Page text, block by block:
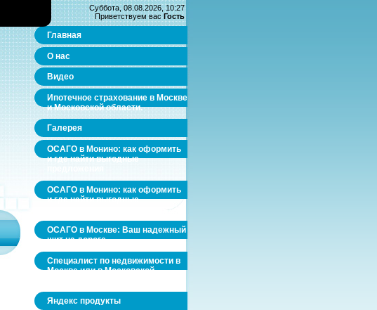
Суббота, 08.08.2026, 10:27
Приветствуем вас Гость
Главная
О нас
Видео
Ипотечное страхование в Москве
и Московской области.
Галерея
ОСАГО в Монино: как оформить
и где найти выгодные
ОСАГО в Монино: как оформить
и где найти выгодные
ОСАГО в Москве: Ваш надежный
щит на дороге
Специалист по недвижимости в
Москве или в Московской
Яндекс продукты